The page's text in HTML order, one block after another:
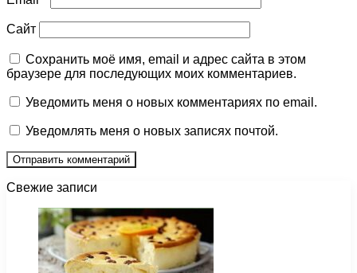
Сайт
Сохранить моё имя, email и адрес сайта в этом
браузере для последующих моих комментариев.
Уведомить меня о новых комментариях по email.
Уведомлять меня о новых записях почтой.
Свежие записи